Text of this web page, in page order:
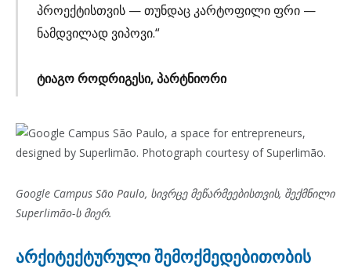
პროექტისთვის — თუნდაც კარტოფილი ფრი —
ნამდვილად ვიპოვი.“
ტიაგო როდრიგესი, პარტნიორი
Google Campus São Paulo, სივრცე მეწარმეებისთვის, შექმნილი
Superlimão-ს მიერ.
არქიტექტურული შემოქმედებითობის